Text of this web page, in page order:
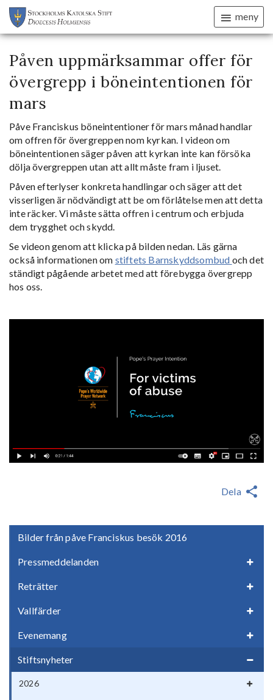
meny
Bilder från påve Franciskus besök 2016
Pressmeddelanden
Reträtter
Vallfärder
Evenemang
Stiftsnyheter
2026
Påven uppmärksammar offer för
övergrepp i böneintentionen för
mars
Påve Franciskus böneintentioner för mars månad handlar
om offren för övergreppen nom kyrkan. I videon om
böneintentionen säger påven att kyrkan inte kan försöka
dölja övergreppen utan att allt måste fram i ljuset.
Påven efterlyser konkreta handlingar och säger att det
visserligen är nödvändigt att be om förlåtelse men att detta
inte räcker. Vi måste sätta offren i centrum och erbjuda
dem trygghet och skydd.
Se videon genom att klicka på bilden nedan. Läs gärna
också informationen om stiftets Barnskyddsombud och det
ständigt pågående arbetet med att förebygga övergrepp
hos oss.
Dela